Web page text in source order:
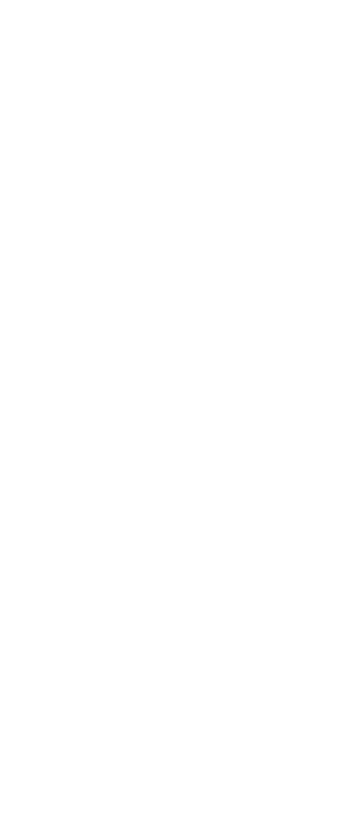
früher oder später auf die Frage: Was ist eine
er einen zentralen Bereich im Edelmetallhandel,
sind.
klassisches Ladenlokal für spontane
und übernimmt technische Prozesse, die für